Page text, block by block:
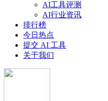
AI工具评测
AI行业资讯
排行榜
今日热点
提交 AI 工具
关于我们